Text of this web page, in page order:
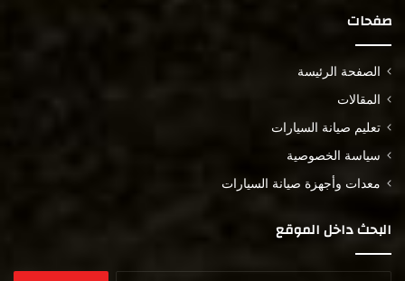
صفحات
الصفحة الرئيسة
المقالات
تعليم صيانة السيارات
سياسة الخصوصية
معدات وأجهزة صيانة السيارات
البحث داخل الموقع